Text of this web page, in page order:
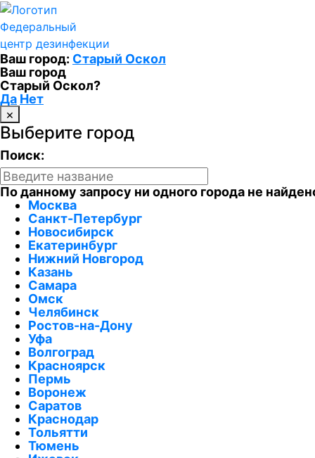
Федеральный
центр дезинфекции
Ваш город: Старый Оскол
Ваш город
Старый Оскол?
Да Нет
×
Выберите город
Поиск:
По данному запросу ни одного города не
Москва
Санкт-Петербург
Новосибирск
Екатеринбург
Нижний Новгород
Казань
Самара
Омск
Челябинск
Ростов-на-Дону
Уфа
Волгоград
Красноярск
Пермь
Воронеж
Саратов
Краснодар
Тольятти
Тюмень